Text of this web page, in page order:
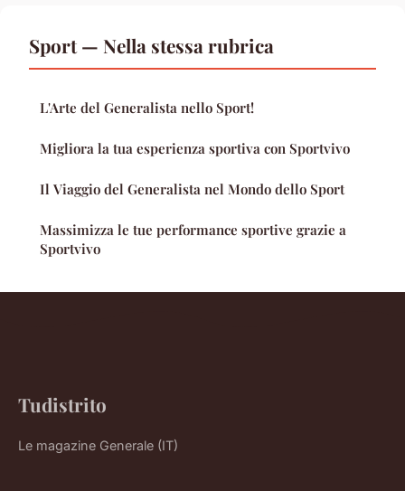
Sport — Nella stessa rubrica
L'Arte del Generalista nello Sport!
Migliora la tua esperienza sportiva con Sportvivo
Il Viaggio del Generalista nel Mondo dello Sport
Massimizza le tue performance sportive grazie a
Sportvivo
Tudistrito
Le magazine Generale (IT)